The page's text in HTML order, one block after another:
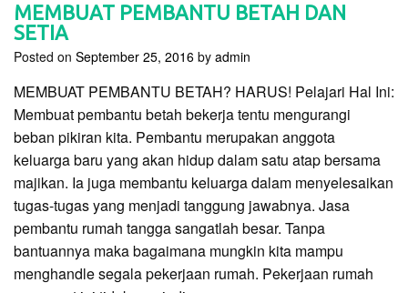
MEMBUAT PEMBANTU BETAH DAN
SETIA
Posted on September 25, 2016 by admin
MEMBUAT PEMBANTU BETAH? HARUS! Pelajari Hal Ini:
Membuat pembantu betah bekerja tentu mengurangi
beban pikiran kita. Pembantu merupakan anggota
keluarga baru yang akan hidup dalam satu atap bersama
majikan. Ia juga membantu keluarga dalam menyelesaikan
tugas-tugas yang menjadi tanggung jawabnya. Jasa
pembantu rumah tangga sangatlah besar. Tanpa
bantuannya maka bagaimana mungkin kita mampu
menghandle segala pekerjaan rumah. Pekerjaan rumah